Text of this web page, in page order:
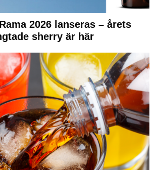
2026 lanseras – årets
sherry är här